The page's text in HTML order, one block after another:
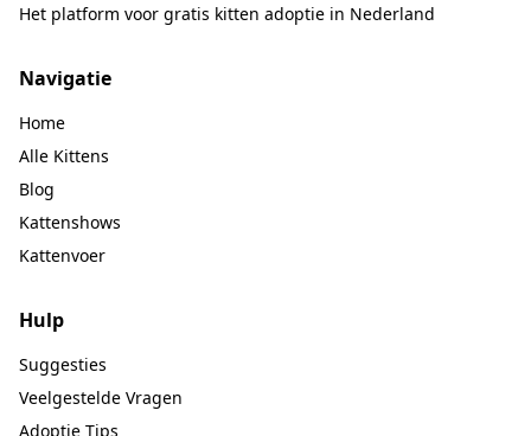
Het platform voor gratis kitten adoptie in Nederland
Navigatie
Home
Alle Kittens
Blog
Kattenshows
Kattenvoer
Hulp
Suggesties
Veelgestelde Vragen
Adoptie Tips